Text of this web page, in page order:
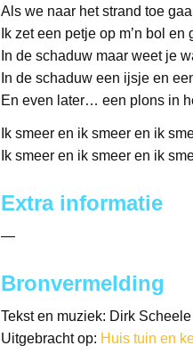
Als we naar het strand toe
Ik zet een petje op m’n bol
In de schaduw maar weet je
In de schaduw een ijsje en
En even later… een plons in
Ik smeer en ik smeer en ik
Ik smeer en ik smeer en ik
Extra informatie
—
Bronvermelding
Tekst en muziek: Dirk Scheele
Uitgebracht op: Huis tuin en